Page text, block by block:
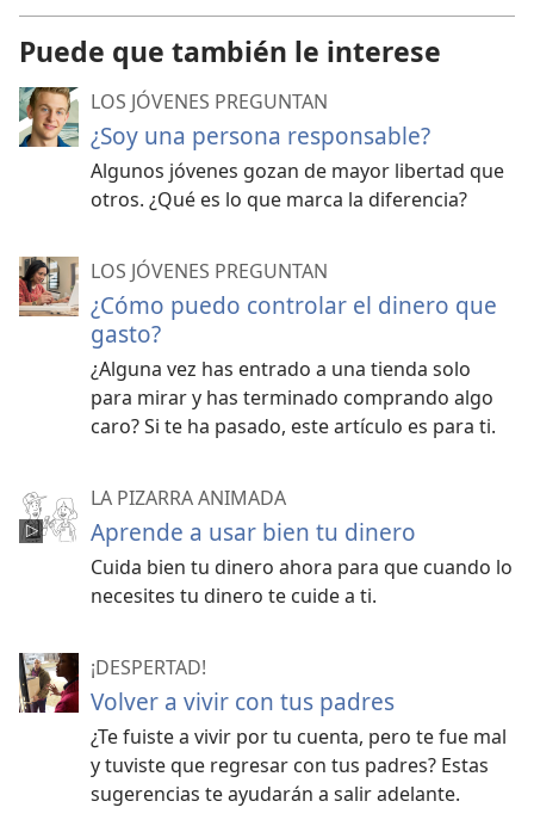
Puede que también le interese
LOS JÓVENES PREGUNTAN
¿Soy una persona responsable?
Algunos jóvenes gozan de mayor libertad que
otros. ¿Qué es lo que marca la diferencia?
LOS JÓVENES PREGUNTAN
¿Cómo puedo controlar el dinero que
gasto?
¿Alguna vez has entrado a una tienda solo
para mirar y has terminado comprando algo
caro? Si te ha pasado, este artículo es para ti.
LA PIZARRA ANIMADA
Aprende a usar bien tu dinero
Cuida bien tu dinero ahora para que cuando lo
necesites tu dinero te cuide a ti.
¡DESPERTAD!
Volver a vivir con tus padres
¿Te fuiste a vivir por tu cuenta, pero te fue mal
y tuviste que regresar con tus padres? Estas
sugerencias te ayudarán a salir adelante.